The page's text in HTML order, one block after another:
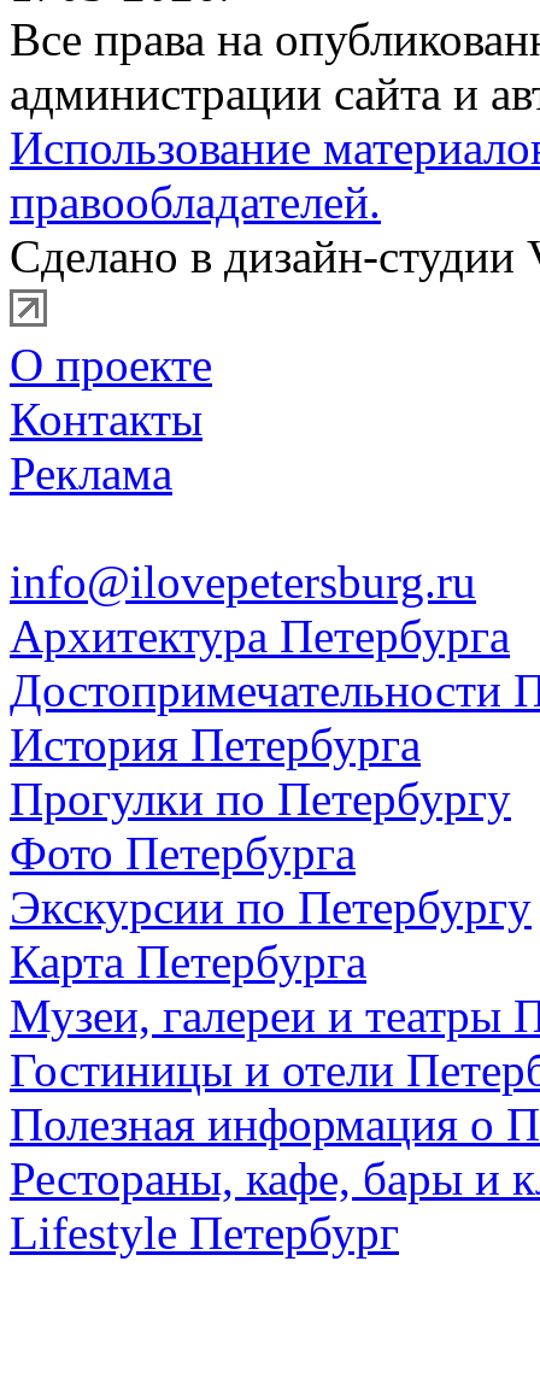
Все права на
администрации сайта и
Использование
правообладателей.
Сделано в дизайн-студии
О проекте
Контакты
Реклама
info@ilovepetersburg.ru
Архитектура Петербурга
Достопримечательности
История Петербурга
Прогулки по Петербургу
Фото Петербурга
Экскурсии по Петербургу
Карта Петербурга
Музеи, галереи и театры
Гостиницы и отели
Полезная информация о
Рестораны, кафе, бары и
Lifestyle Петербург